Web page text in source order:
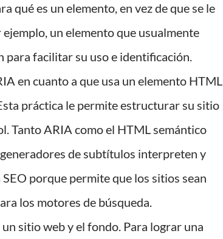
qué es un elemento, en vez de que se le
un elemento que usualmente
para facilitar su uso e identificación.
en cuanto a que usa un elemento HTML
práctica le permite estructurar su sitio
Tanto ARIA como el HTML semántico
de subtítulos interpreten y
porque permite que los sitios sean
los motores de búsqueda.
sitio web y el fondo. Para lograr una